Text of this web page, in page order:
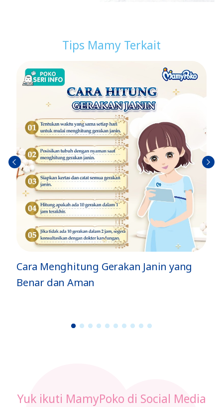
Tips Mamy Terkait
yang
Jenis Gerakan Si Kecil di Dalam
dan Artinya
Sebel
umn
ya
Berik
utny
1 2 3 4 5 6 7 8 9 1
Yuk ikuti MamyPoko di Social Media